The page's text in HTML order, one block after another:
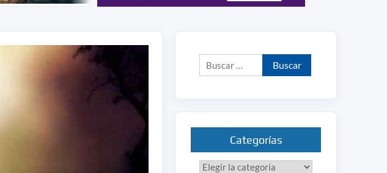
Buscar:
Categorías
Categorías